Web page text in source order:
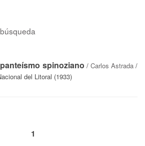
spinoziano / Carlos Astrada/
del Litoral (1933)
1